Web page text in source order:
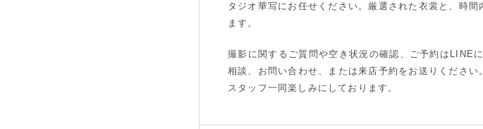
タジオ華写にお任せください。厳選された衣裳と、時
ます。
撮影に関するご質問や空き状況の確認、ご予約はLINE
相談、お問い合わせ、または来店予約をお送りくださ
スタッフ一同楽しみにしております。